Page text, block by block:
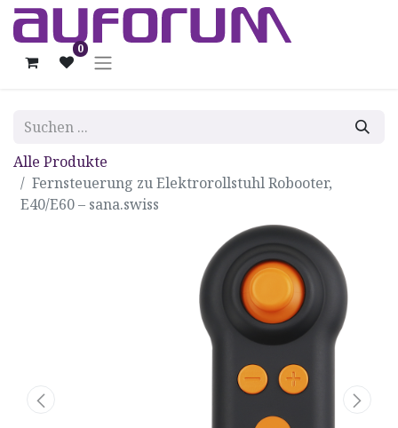
0
Alle Produkte
Fernsteuerung zu Elektrorollstuhl Robooter,
E40/E60 – sana.swiss